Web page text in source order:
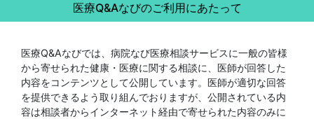
医療Q&Aなびのご利用にあたって
医療Q&Aなびでは、病院なび医療相談サービスに一般の皆様
から寄せられた健康・医療に関する相談に、医師が回答した
内容をコンテンツとして公開しています。医師が適切な回答
を提供できるよう取り組んでおりますが、公開されている内
容は相談者からインターネット経由で寄せられた内容のみに